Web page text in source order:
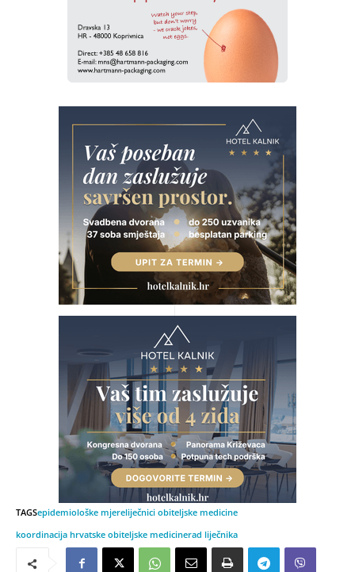
TAGSepidemiološke mjereliječnici obiteljske medicine
koordinacija hrvatske obiteljske medicinerad liječnika